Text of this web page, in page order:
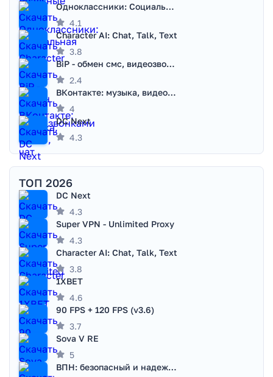
Одноклассники: Социальная сеть
4.1
Character AI: Chat, Talk, Text
3.8
BiP - обмен смс, видеозвонками
2.4
ВКонтакте: музыка, видео, чат
4
DC Next
4.3
ТОП 2026
DC Next
4.3
Super VPN - Unlimited Proxy
4.3
Character AI: Chat, Talk, Text
3.8
1XBET
4.6
90 FPS + 120 FPS (v3.6)
3.7
Sova V RE
5
ВПН: безопасный и надежный VPN